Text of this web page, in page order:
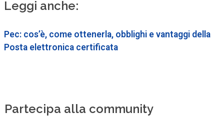
Leggi anche:
Pec: cos’è, come ottenerla, obblighi e vantaggi della
Posta elettronica certificata
Partecipa alla community